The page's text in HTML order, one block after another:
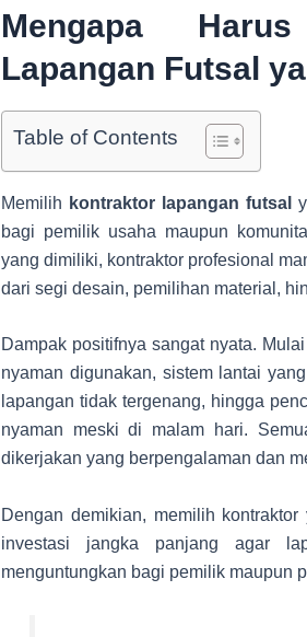
Mengapa
Lapangan Futsal
Table of Contents
Memilih kontraktor lapangan futsal
bagi pemilik usaha maupun
yang dimiliki, kontraktor profesional
dari segi desain, pemilihan material,
Dampak positifnya sangat nyata.
nyaman digunakan, sistem lantai
lapangan tidak tergenang, hingga
nyaman meski di malam hari.
dikerjakan yang berpengalaman dan
Dengan demikian, memilih
investasi jangka panjang agar
menguntungkan bagi pemilik maupun